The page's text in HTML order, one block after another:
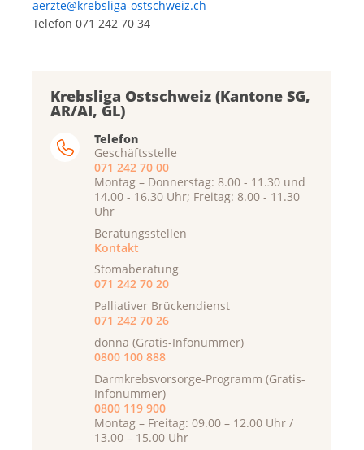
aerzte@krebsliga-ostschweiz.ch
Telefon 071 242 70 34
Krebsliga Ostschweiz (Kantone SG,
AR/AI, GL)
Telefon
Geschäftsstelle
071 242 70 00
Montag – Donnerstag: 8.00 - 11.30 und
14.00 - 16.30 Uhr; Freitag: 8.00 - 11.30
Uhr
Beratungsstellen
Kontakt
Stomaberatung
071 242 70 20
Palliativer Brückendienst
071 242 70 26
donna (Gratis-Infonummer)
0800 100 888
Darmkrebsvorsorge-Programm (Gratis-
Infonummer)
0800 119 900
Montag – Freitag: 09.00 – 12.00 Uhr /
13.00 – 15.00 Uhr